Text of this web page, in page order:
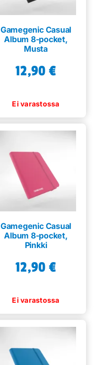
Gamegenic Casual
Album 8-pocket,
Musta
12,90 €
Gamegenic Casual
Album 8-pocket,
Pinkki
12,90 €